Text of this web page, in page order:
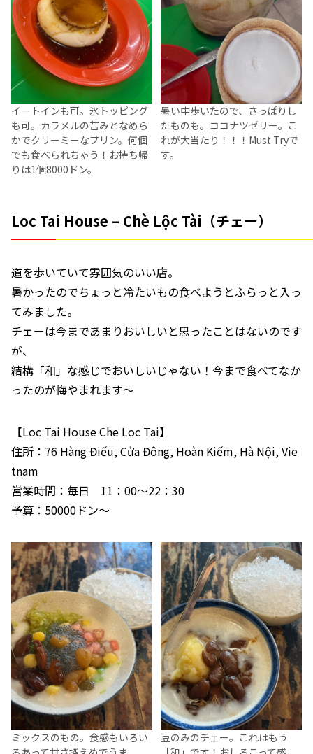
イートインも可。氷トッピング
も可。カラメルの苦みとなめら
かでクリーミーなプリン。何個
でも食べられちゃう！お持ち帰
りは1個8000ドン。
暑い中歩いたので、さっぱりし
たものも。ココナツゼリー。こ
れが大当たり！！！Must Tryで
す。
Loc Tai House – Chè Lộc Tài（チェー）
道を歩いていて雰囲気のいい店。
暑かったのでちょっと冷たいもの食べようとふらっと入っ
てみました。
チェーは今まであまりおいしいと思ったことはないのです
が、
結構「和」な感じでおいしいじゃない！今まで食べてなか
ったのが悔やまれます～
【Loc Tai House Che Loc Tai】
住所：76 Hàng Điếu, Cửa Đông, Hoàn Kiếm, Hà Nội, Vie
tnam
営業時間：毎日 11：00～22：30
予算：50000ドン～
ミックスのもの。食感もいろい
豆のみのチェー。これはもう